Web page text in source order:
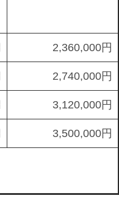
2,360,000円
2,740,000円
3,120,000円
3,500,000円